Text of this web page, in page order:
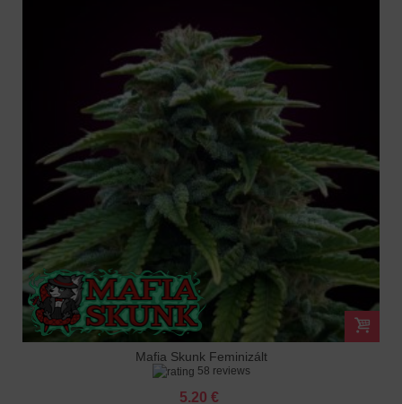
Mafia Skunk Feminizált
58 reviews
5.20 €